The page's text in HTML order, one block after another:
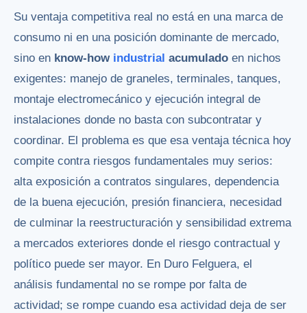
Su ventaja competitiva real no está en una marca de
consumo ni en una posición dominante de mercado,
sino en know-how industrial acumulado en nichos
exigentes: manejo de graneles, terminales, tanques,
montaje electromecánico y ejecución integral de
instalaciones donde no basta con subcontratar y
coordinar. El problema es que esa ventaja técnica hoy
compite contra riesgos fundamentales muy serios:
alta exposición a contratos singulares, dependencia
de la buena ejecución, presión financiera, necesidad
de culminar la reestructuración y sensibilidad extrema
a mercados exteriores donde el riesgo contractual y
político puede ser mayor. En Duro Felguera, el
análisis fundamental no se rompe por falta de
actividad; se rompe cuando esa actividad deja de ser